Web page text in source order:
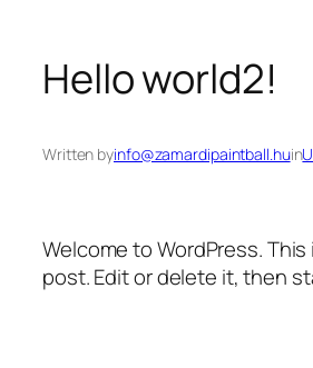
Hello world2!
Written byinfo@zamardipaintball.huin
Welcome to WordPress.
post. Edit or delete it, then